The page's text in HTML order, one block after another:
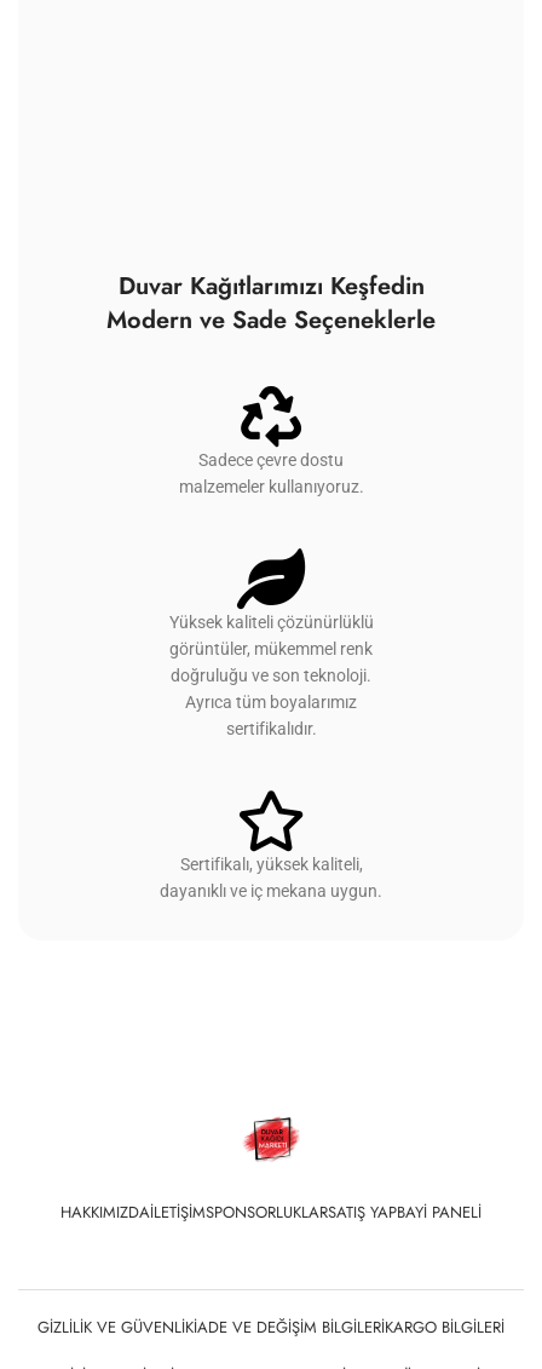
Duvar Kağıtlarımızı Keşfedin
Modern ve Sade Seçeneklerle
Sadece çevre dostu
malzemeler kullanıyoruz.
Yüksek kaliteli çözünürlüklü
görüntüler, mükemmel renk
doğruluğu ve son teknoloji.
Ayrıca tüm boyalarımız
sertifikalıdır.
Sertifikalı, yüksek kaliteli,
dayanıklı ve iç mekana uygun.
HAKKIMIZDAİLETIŞIMSPONSORLUKLARSATIŞ YAPBAYI PANELI
GIZLILIK VE GÜVENLIKİADE VE DEĞIŞIM BILGILERIKARGO BILGILERI